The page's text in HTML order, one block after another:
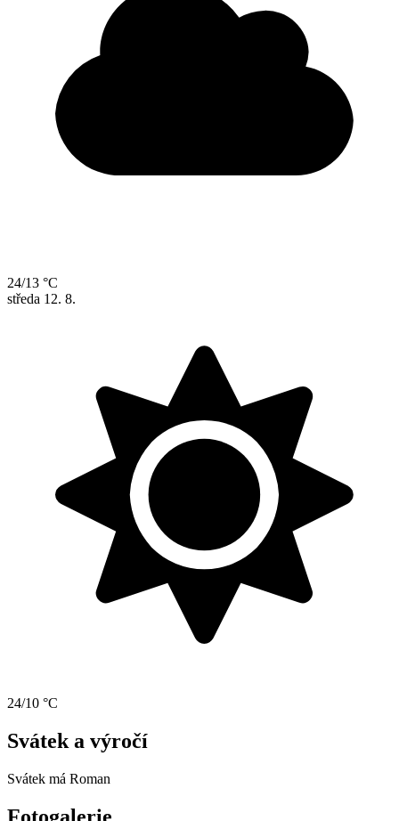
24/13 °C
středa 12. 8.
24/10 °C
Svátek a výročí
Svátek má Roman
Fotogalerie